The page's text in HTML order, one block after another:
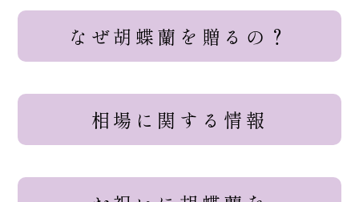
なぜ胡蝶蘭を贈るの？
相場に関する情報